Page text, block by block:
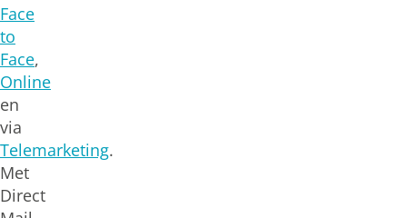
Face
to
Face,
Online
en
via
Telemarketing.
Met
Direct